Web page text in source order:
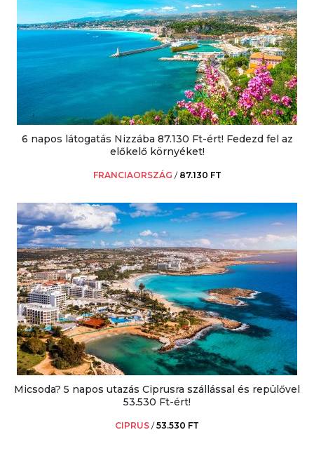
6 napos látogatás Nizzába 87.130 Ft-ért! Fedezd fel az
előkelő környéket!
FRANCIAORSZÁG / 87.130 FT
Micsoda? 5 napos utazás Ciprusra szállással és repülővel
53.530 Ft-ért!
CIPRUS /53.530 FT